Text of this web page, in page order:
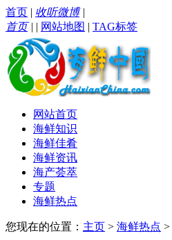
首页 | 收听微博|
首页| | 网站地图 | TAG标签
网站首页
海鲜知识
海鲜佳肴
海鲜资讯
海产荟萃
专题
海鲜热点
您现在的位置： 主页 > 海鲜热点 >